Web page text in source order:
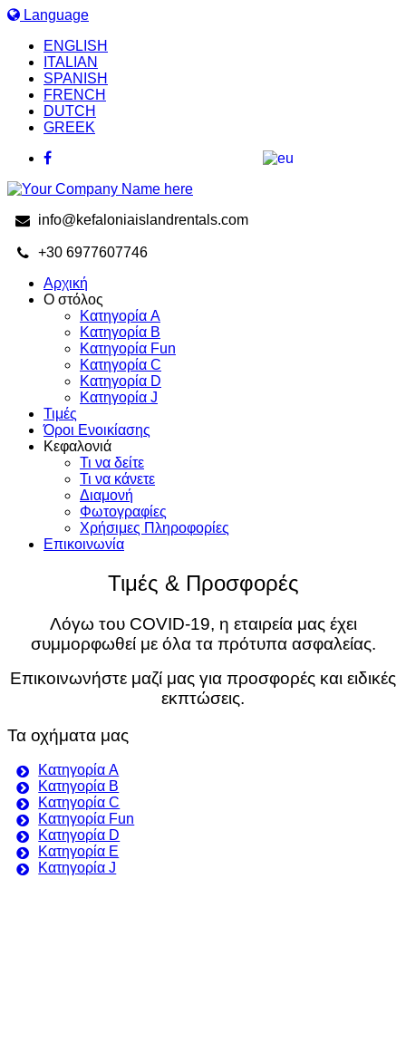
Language
ENGLISH
ITALIAN
SPANISH
FRENCH
DUTCH
GREEK
info@kefaloniaislandrentals.com
+30 6977607746
Αρχική
Ο στόλος
Κατηγορία A
Κατηγορία B
Κατηγορία Fun
Κατηγορία C
Κατηγορία D
Κατηγορία J
Τιμές
Όροι Ενοικίασης
Κεφαλονιά
Τι να δείτε
Τι να κάνετε
Διαμονή
Φωτογραφίες
Χρήσιμες Πληροφορίες
Επικοινωνία
Τιμές & Προσφορές
Λόγω του COVID-19, η εταιρεία μας έχει
συμμορφωθεί με όλα τα πρότυπα ασφαλείας.
Επικοινωνήστε μαζί μας για προσφορές και ειδικές
εκπτώσεις.
Τα οχήματα μας
Κατηγορία A
Κατηγορία B
Κατηγορία C
Κατηγορία Fun
Κατηγορία D
Κατηγορία E
Κατηγορία J